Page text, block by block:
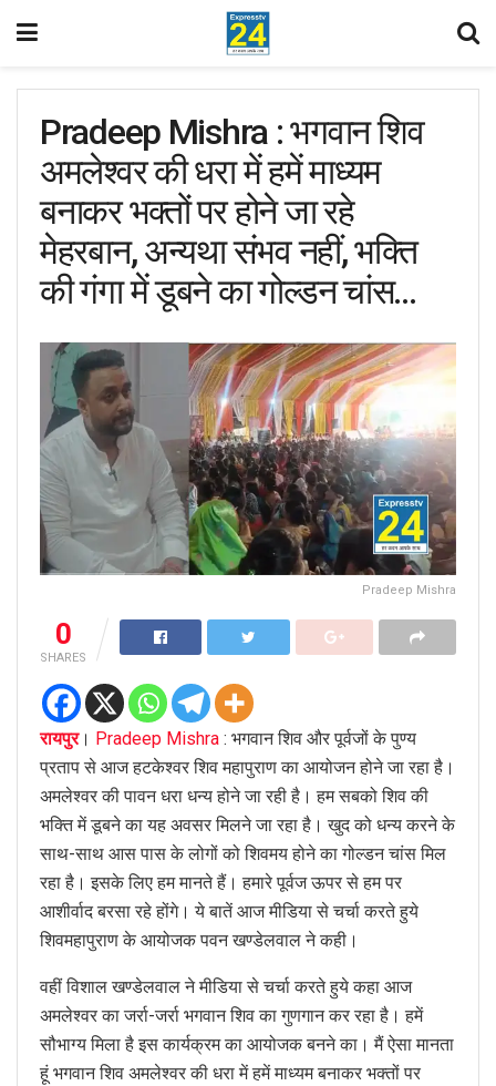
Pradeep Mishra : भगवान शिव
अमलेश्वर की धरा में हमें माध्यम
बनाकर भक्तों पर होने जा रहे
मेहरबान, अन्यथा संभव नहीं, भक्ति
की गंगा में डूबने का गोल्डन चांस…
Pradeep Mishra
0
SHARES
रायपुर। Pradeep Mishra : भगवान शिव और पूर्वजों के पुण्य
प्रताप से आज हटकेश्वर शिव महापुराण का आयोजन होने जा रहा है।
अमलेश्वर की पावन धरा धन्य होने जा रही है। हम सबको शिव की
भक्ति में डूबने का यह अवसर मिलने जा रहा है। खुद को धन्य करने के
साथ-साथ आस पास के लोगों को शिवमय होने का गोल्डन चांस मिल
रहा है। इसके लिए हम मानते हैं। हमारे पूर्वज ऊपर से हम पर
आशीर्वाद बरसा रहे होंगे। ये बातें आज मीडिया से चर्चा करते हुये
शिवमहापुराण के आयोजक पवन खण्डेलवाल ने कही।
वहीं विशाल खण्डेलवाल ने मीडिया से चर्चा करते हुये कहा आज
अमलेश्वर का जर्रा-जर्रा भगवान शिव का गुणगान कर रहा है। हमें
सौभाग्य मिला है इस कार्यक्रम का आयोजक बनने का। मैं ऐसा मानता
हूं भगवान शिव अमलेश्वर की धरा में हमें माध्यम बनाकर भक्तों पर